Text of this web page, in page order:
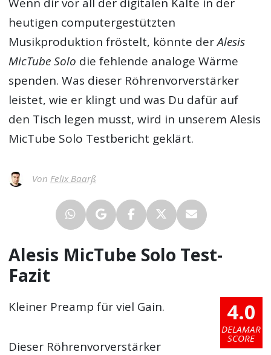
heutigen computergestützten
Musikproduktion fröstelt, könnte derAlesis
MicTube Solo die fehlende analoge Wärme
spenden. Was dieser Röhrenvorverstärker
leistet, wie er klingt und was Du dafür auf
den Tisch legen musst, wird in unseremAlesis
MicTube Solo Testbericht geklärt.
Von Felix Baarß
Alesis MicTube Solo Test-
Fazit
4.0
DELAMAR
SCORE
Kleiner Preamp für viel Gain.
Dieser Röhrenvorverstärker